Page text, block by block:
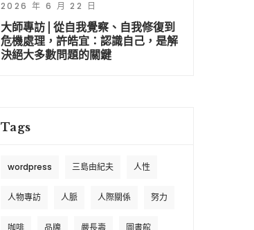
2026 年 6 月 22 日
大師專訪 | 從自我覺察、自我修復到
危機處理，許皓宜：認識自己，是解
決絕大多數問題的關鍵
Tags
wordpress 三島由紀夫 人性
人物專訪 人脈 人際關係 努力
咖啡 品牌 嚴長壽 圖書館